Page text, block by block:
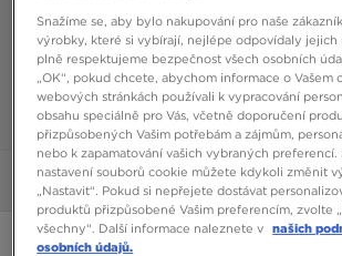
Obrázky
ASICS GEL-NYC
Snažíme se, aby bylo nakupování pro naše
výrobky, které si vybírají, nejlépe odpovídaly jejich
plně respektujeme bezpečnost všech osobních
„OK“, pokud chcete, abychom informace o Vašem
webových stránkách používali k vypracování
obsahu speciálně pro Vás, včetně doporučení
přizpůsobených Vašim potřebám a zájmům,
nebo k zapamatování vašich vybraných
nastavení souborů cookie můžete kdykoli změnit
„Nastavit“. Pokud si nepřejete dostávat
produktů přizpůsobené Vašim preferencím, zvolte
všechny“. Další informace naleznete v našich
osobních údajů.